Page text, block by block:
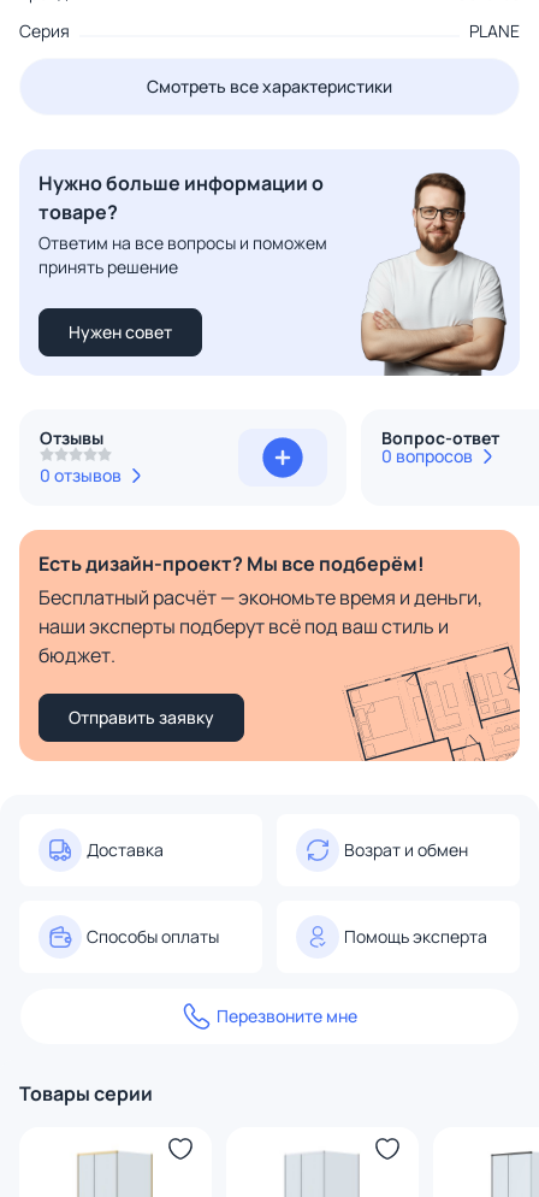
Серия
PLANE
Смотреть все характеристики
Нужно больше информации о
товаре?
Ответим на все вопросы и поможем
принять решение
Нужен совет
Отзывы
0 отзывов
Вопрос-ответ
0 вопросов
Есть дизайн-проект? Мы все подберём!
Бесплатный расчёт — экономьте время и деньги,
наши эксперты подберут всё под ваш стиль и
бюджет.
Отправить заявку
Доставка Возрат и обмен
Способы оплаты Помощь эксперта
Перезвоните мне
Товары серии